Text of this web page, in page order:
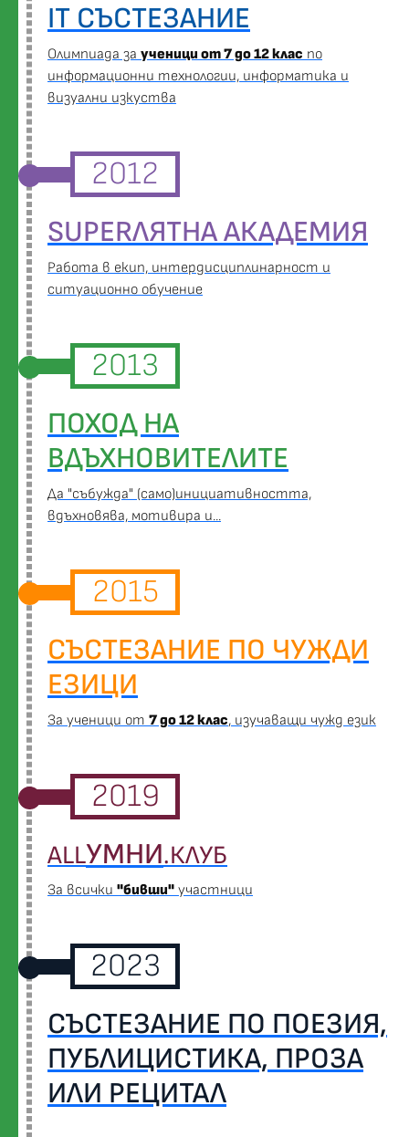
IT СЪСТЕЗАНИЕ
Oлимпиада за ученици от 7 до 12 клас по
информационни технологии, информатика и
визуални изкуства
2012
SUPERЛЯТНА АКАДЕМИЯ
Работа в екип, интердисциплинарност и
ситуационно обучение
2013
ПОХОД НА
ВДЪХНОВИТЕЛИТЕ
Да "събужда" (само)инициативността,
вдъхновява, мотивира и...
2015
СЪСТЕЗАНИЕ ПО ЧУЖДИ
ЕЗИЦИ
За ученици от 7 до 12 клас, изучаващи чужд език
2019
ALLУМНИ.КЛУБ
За всички "бивши" участници
2023
СЪСТЕЗАНИЕ ПО ПОЕЗИЯ,
ПУБЛИЦИСТИКА, ПРОЗА
ИЛИ РЕЦИТАЛ